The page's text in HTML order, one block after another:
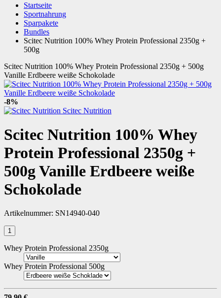
Startseite
Sportnahrung
Sparpakete
Bundles
Scitec Nutrition 100% Whey Protein Professional 2350g +
500g
Scitec Nutrition 100% Whey Protein Professional 2350g + 500g
Vanille Erdbeere weiße Schokolade
-8%
Scitec Nutrition
Scitec Nutrition 100% Whey
Protein Professional 2350g +
500g Vanille Erdbeere weiße
Schokolade
Artikelnummer: SN14940-040
Whey Protein Professional 2350g
Whey Protein Professional 500g